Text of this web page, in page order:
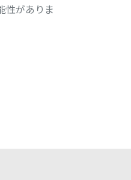
性がありま